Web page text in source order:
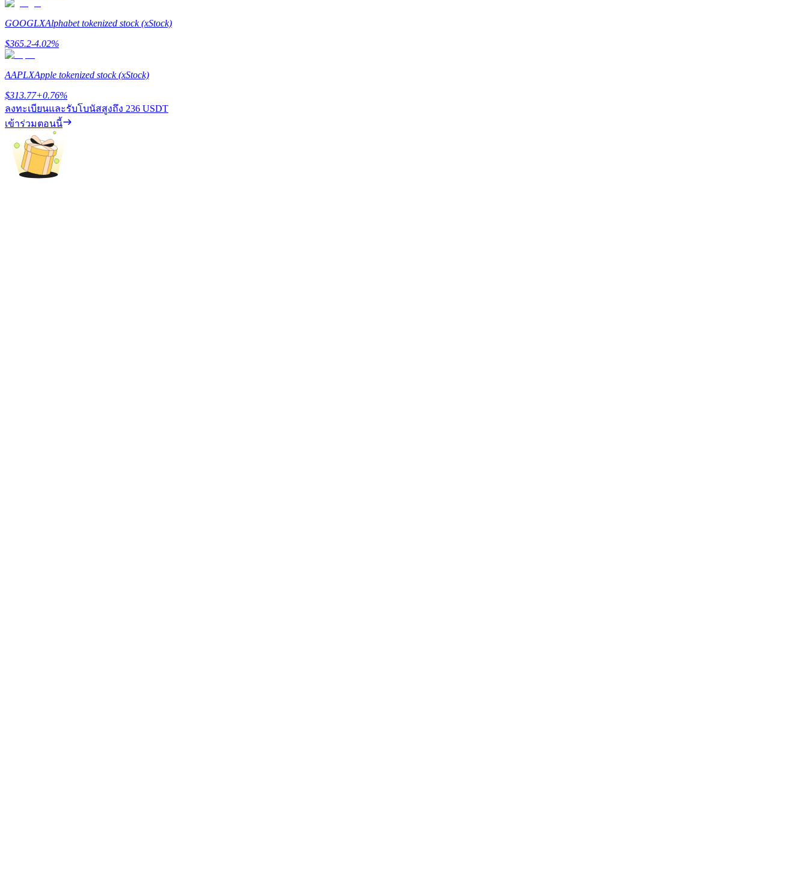
เรียนรู้วิธีการรักษาผลกำไร
GOOGLXAlphabet tokenized stock (xStock)
$365.2-4.02%
AAPLXApple tokenized stock (xStock)
$313.77+0.76%
ลงทะเบียนและรับโบนัสสูงถึง 236 USDT
เข้าร่วมตอนนี้